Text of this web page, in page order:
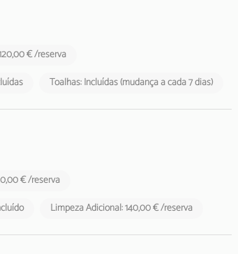
€ /reserva
Toalhas: Incluídas (mudança a cada 7 dias)
€ /reserva
Limpeza Adicional: 140,00 € /reserva